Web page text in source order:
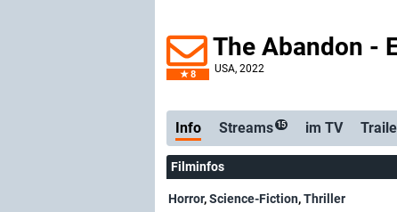
8
The Abandon -
USA, 2022
Info Streams 15 im TV
Filminfos
Horror,Science-Fiction,Thriller